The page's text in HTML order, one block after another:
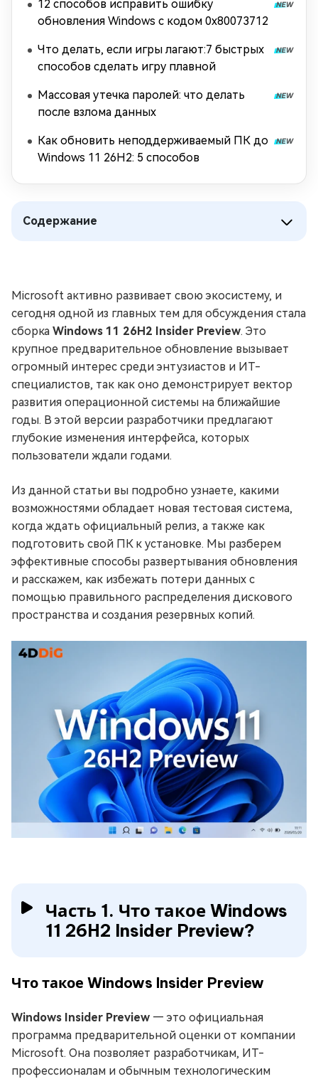
12 способов исправить ошибку
обновления Windows с кодом 0x80073712
Что делать, если игры лагают:7 быстрых
способов сделать игру плавной
Массовая утечка паролей: что делать
после взлома данных
Как обновить неподдерживаемый ПК до
Windows 11 26H2: 5 способов
Содержание
Microsoft активно развивает свою экосистему, и
сегодня одной из главных тем для обсуждения стала
сборка Windows 11 26H2 Insider Preview. Это
крупное предварительное обновление вызывает
огромный интерес среди энтузиастов и ИТ-
специалистов, так как оно демонстрирует вектор
развития операционной системы на ближайшие
годы. В этой версии разработчики предлагают
глубокие изменения интерфейса, которых
пользователи ждали годами.
Из данной статьи вы подробно узнаете, какими
возможностями обладает новая тестовая система,
когда ждать официальный релиз, а также как
подготовить свой ПК к установке. Мы разберем
эффективные способы развертывания обновления
и расскажем, как избежать потери данных с
помощью правильного распределения дискового
пространства и создания резервных копий.
Часть 1. Что такое Windows
11 26H2 Insider Preview?
Что такое Windows Insider Preview
Windows Insider Preview — это официальная
программа предварительной оценки от компании
Microsoft. Она позволяет разработчикам, ИТ-
профессионалам и обычным технологическим